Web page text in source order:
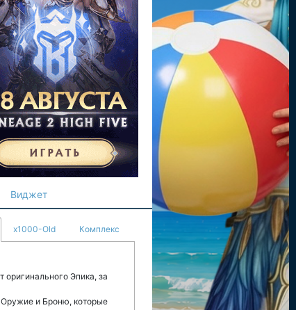
Виджет
x1000-Old Комплекс
Эпика, за
Оружие и Броню, которые